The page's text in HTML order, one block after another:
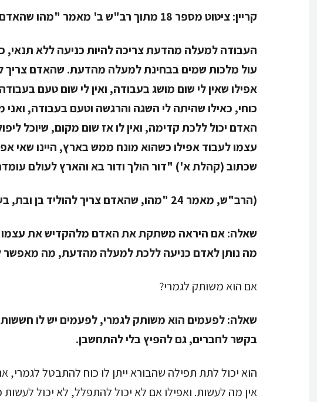
קריין:ציטוט מספר 18 מתוך רב"ש ב' מאמר "מהו שהאדם צריך להוליד בן ובת, בעבודה".
העבודה למעלה מהדעת צריכה להיות כניעה ללא תנאי,
עול מלכות שמים בבחינת למעלה מהדעת. שהאדם צריך
אפילו שאין לי שום מושג בעבודה, ואין לי שום טעם
כוחי, כאילו שהיתה לי השגה והרגשה וטעם בעבודה, ואני
האדם יכול ללכת קדימה, ואין לו אז שום מקום, שיוכל
עצמו לעבוד אפילו כשהוא מונח ממש בארץ, היינו שאי
שכתוב (קהלת א') "דור הולך ודור בא והארץ לעולם
(הרב"ש, מאמר 24 "מהו, שהאדם צריך להוליד בן ובת, בעבודה" 1991)
שאלה:אם היראה משתקת את האדם מלהקדיש את עצמו
מה נותן לאדם כניעה ללכת למעלה מהדעת, מה מאפשר
אם הוא משותק לגמרי?
שאלה:לפעמים הוא משותק לגמרי, לפעמים יש לו
בקשר לחברים, גם להפיץ בלי להתחשבן.
הוא יכול לתת תפילה שהבורא ייתן לו כוח להתבטל לגמרי,
אין מה לעשות. ואפילו אם לא יכול להתפלל, לא יכול לעשות